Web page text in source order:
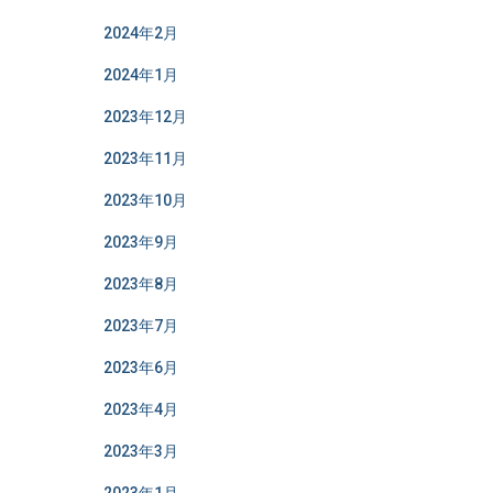
2024年2月
2024年1月
2023年12月
2023年11月
2023年10月
2023年9月
2023年8月
2023年7月
2023年6月
2023年4月
2023年3月